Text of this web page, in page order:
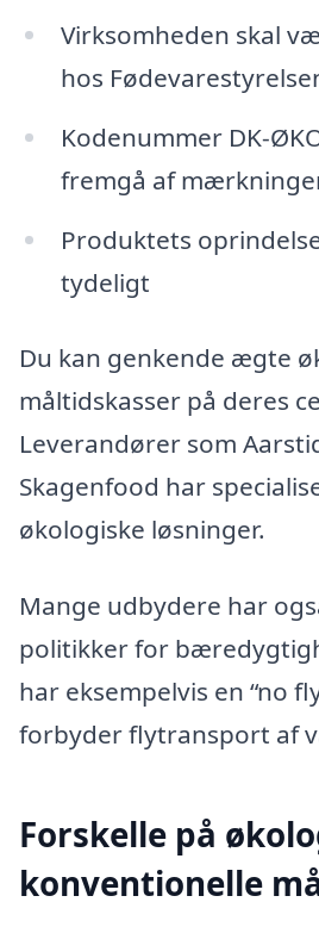
Virksomheden skal
hos
Kodenummer DK-
fremgå af
Produktets
tydeligt
Du kan genkende ægte
måltidskasser på deres
Leverandører som
Skagenfood har
økologiske løsninger.
Mange udbydere har
politikker for
har eksempelvis en “no
forbyder flytransport af
Forskelle på
konventionelle